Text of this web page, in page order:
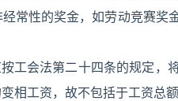
常性的奖金，如劳动竞赛奖
工会法第二十四条的规定，
相工资，故不包括于工资总额